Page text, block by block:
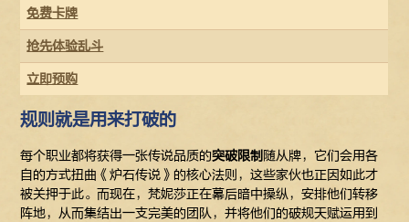
免费卡牌
抢先体验乱斗
立即预购
规则就是用来打破的
每个职业都将获得一张传说品质的突破限制 随从牌，它们会用各
自的方式扭曲《炉石传说》的核心法则，这些家伙也正因如此才
被关押于此。而现在，梵妮莎正在幕后暗中操纵，安排他们转移
阵地，从而集结出一支完美的团队，并将他们的破规天赋运用到